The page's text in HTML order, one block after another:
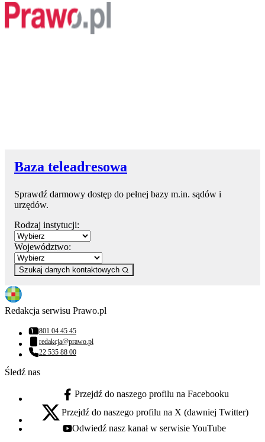
Baza teleadresowa
Sprawdź darmowy dostęp do pełnej bazy m.in. sądów i
urzędów.
Rodzaj instytucji:
Województwo:
Szukaj danych kontaktowych
Redakcja serwisu Prawo.pl
Numer telefonu:
801 04 45 45
Adres email:
redakcja@prawo.pl
Numer telefonu:
22 535 88 00
Śledź nas
facebook - otwiera się w nowej karcie
Przejdź do naszego profilu na Facebooku
x - otwiera się w nowej karcie
Przejdź do naszego profilu na X (dawniej Twitter)
youtube - otwiera się w nowej karcie
Odwiedź nasz kanał w serwisie YouTube